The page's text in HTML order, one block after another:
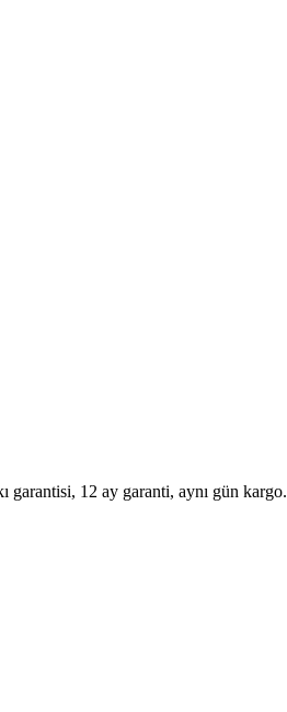
garantisi, 12 ay garanti, aynı gün kargo.